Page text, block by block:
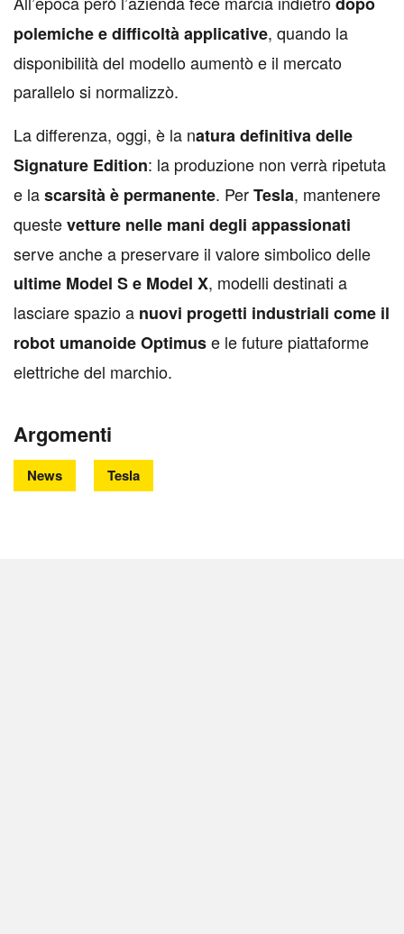
polemiche e difficoltà applicative, quando la
disponibilità del modello aumentò e il mercato
parallelo si normalizzò.
La differenza, oggi, è la natura definitiva delle
Signature Edition: la produzione non verrà ripetuta
e lascarsità è permanente. PerTesla, mantenere
questevetture nelle mani degli appassionati
serve anche a preservare il valore simbolico delle
ultime Model S e Model X, modelli destinati a
lasciare spazio a nuovi progetti industriali come il
robot umanoide Optimuse le future piattaforme
elettriche del marchio.
Argomenti
News Tesla